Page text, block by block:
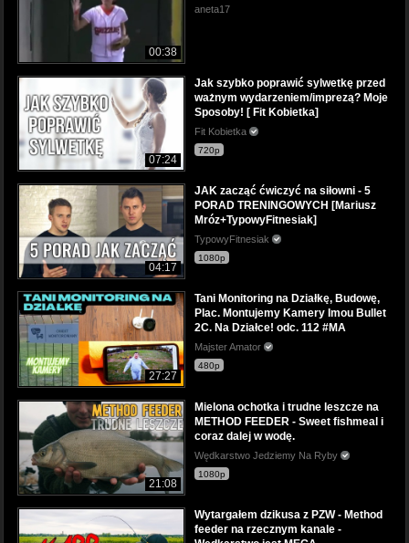
00:38
aneta17
07:24
Jak szybko poprawić sylwetkę przed
ważnym wydarzeniem/imprezą? Moje
Sposoby! [ Fit Kobietka]
Fit Kobietka
720p
04:17
JAK zacząć ćwiczyć na siłowni - 5
PORAD TRENINGOWYCH [Mariusz
Mróz+TypowyFitnesiak]
TypowyFitnesiak
1080p
27:27
Tani Monitoring na Działkę, Budowę,
Plac. Montujemy Kamery Imou Bullet
2C. Na Działce! odc. 112 #MA
Majster Amator
480p
21:08
Mielona ochotka i trudne leszcze na
METHOD FEEDER - Sweet fishmeal i
coraz dalej w wodę.
Wędkarstwo Jedziemy Na Ryby
1080p
Wytargałem dzikusa z PZW - Method
feeder na rzecznym kanale -